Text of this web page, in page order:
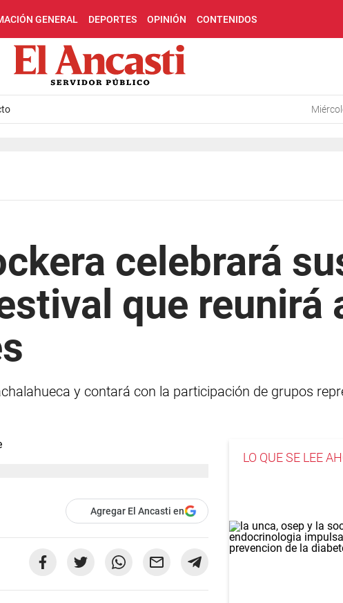
GENERAL DEPORTES OPINIÓN CONTENIDOS
celebrará
que reunirá
y contará con la participación de grupos
Agregar El Ancasti en
LO QUE SE LEE